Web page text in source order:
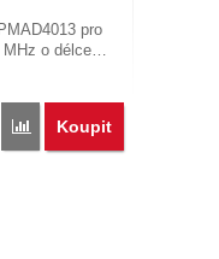
pro
MHz o délce…
Porovnat
Koupit